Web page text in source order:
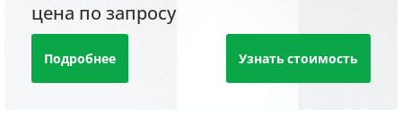
цена по запросу
Подробнее Узнать стоимость